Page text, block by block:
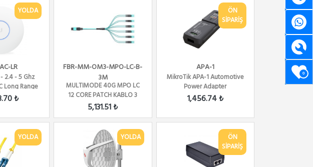
0
YOLDA
LR
2.4 - 5 Ghz
Long Range
MiMo
₺
FBR-MM-OM3-MPO-LC-B-
3M
MULTIMODE 40G MPO LC
12 CORE PATCH KABLO 3
METRE POL - B
5,131.51 ₺
ÖN
SİPARİŞ
APA-1
MikroTik APA-1 Automotive
Power Adapter
1,456.74 ₺
YOLDA YOLDA
ÖN
SİPARİŞ